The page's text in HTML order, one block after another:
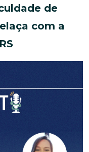
de
com a